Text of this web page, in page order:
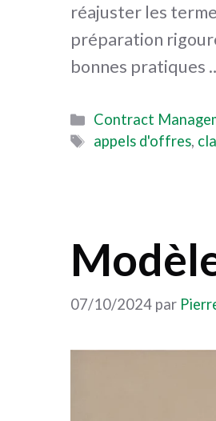
réajuster les
préparation
bonnes pratiques
Catégories
Contract
Étiquettes
appels d'offres,
07/10/2024 par